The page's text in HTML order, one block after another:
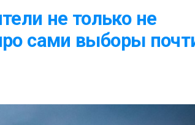
не только не
сами выборы